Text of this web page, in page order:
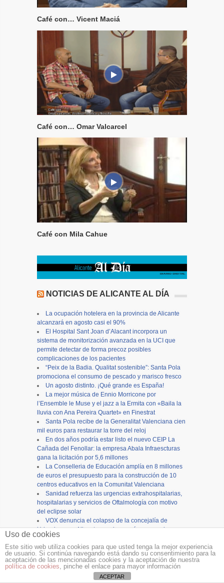
Café con… Vicent Maciá
Café con… Omar Valcarcel
Café con Mila Cahue
NOTICIAS DE ALICANTE AL DÍA
La ocupación hotelera en la provincia de Alicante
alcanzará en agosto casi el 90%
El Hospital Sant Joan d’Alacant incorpora un
sistema de monitorización avanzada en la UCI que
permite detectar de forma precoz posibles
complicaciones de los pacientes
“Peix de la Badia. Qualitat sostenible”: Santa Pola
promociona el consumo de pescado y marisco fresco
Un agosto distinto. ¡Qué grande es España!
La mejor música de Ennio Morricone por
l’Ensemble le Muse y el jazz a la Ermita con «Baila la
lluvia con Ana Pereira Quartet» en Finestrat
Santa Pola recibe de la Generalitat Valenciana cien
mil euros para restaurar la torre del reloj
En dos años podría estar listo el nuevo CEIP La
Cañada del Fenollar: la empresa Abala Infraescturas
gana la licitación por 5,6 millones
La Conselleria de Educación amplía en 8 millones
de euros el presupuesto para la construcción de 10
centros educativos en la Comunitat Valenciana
Sanidad refuerza las urgencias extrahospitalarias,
hospitalarias y servicios de Oftalmología con motivo
del eclipse solar
VOX denuncia el colapso de la concejalía de
Urbanismo en Alicante y reclama más personal para
evitar el bloqueo de inversiones
Copyright ©12tvy12endigital.es
Uso de cookies
Este sitio web utiliza cookies para que usted tenga la mejor experiencia
de usuario. Si continúa navegando está dando su consentimiento para la
aceptación de las mencionadas cookies y la aceptación de nuestra
política de cookies, pinche el enlace para mayor información
ACEPTAR